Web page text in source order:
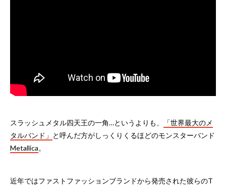
スラッシュメタル四天王の一角…というよりも、
「世界最大のメ
タルバンド」 と呼んだ方がしっくりくるほどのモンスターバンド
Metallica。
近年ではファストファッションブランドから発売された彼らのT